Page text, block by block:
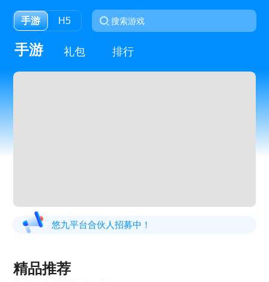
手游 H5
手游 礼包 排行
悠九平台合伙人招募中！
精品推荐